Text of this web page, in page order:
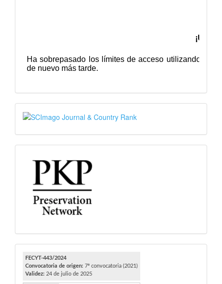
SJR
PKP
FECYT